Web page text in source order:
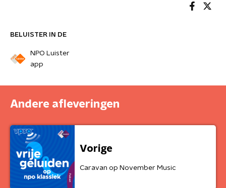
BELUISTER IN DE
NPO Luister
app
Andere afleveringen
Vorige
Caravan op November Music